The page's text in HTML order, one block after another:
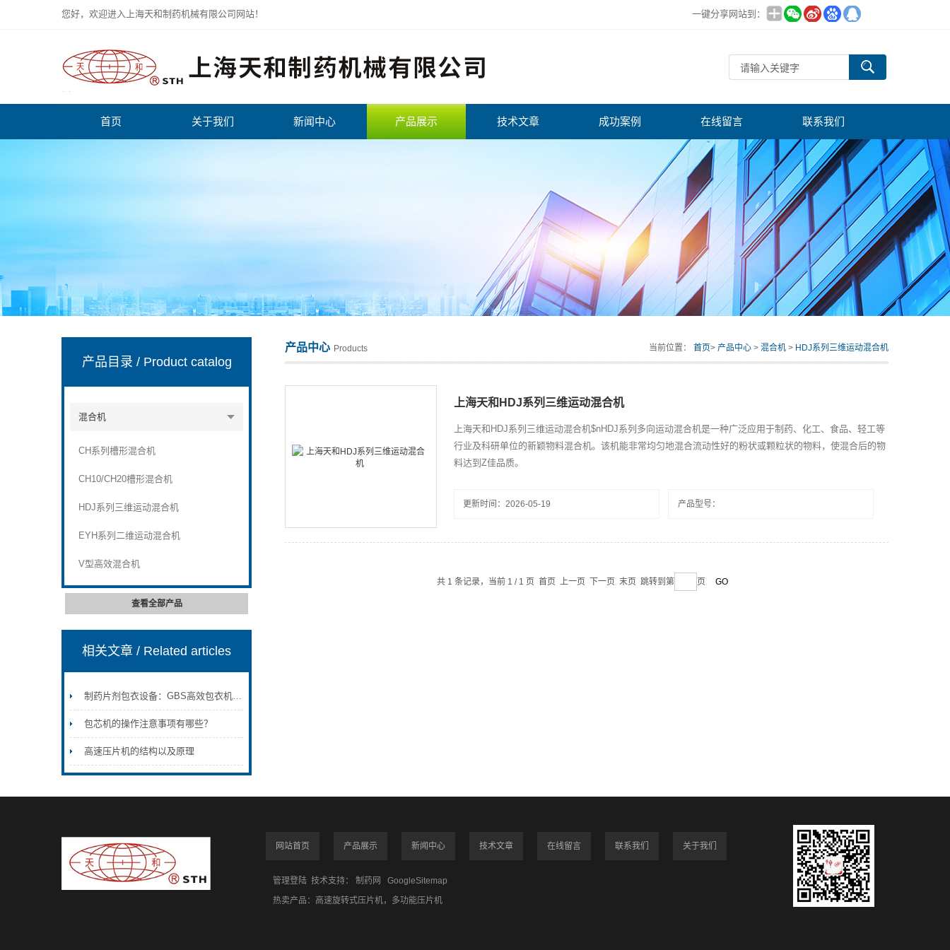
您好，欢迎进入上海天和制药机械有限公司网站！ 一键分享网站到：
首页 关于我们 新闻中心 产品展示 技术文章 成功案例 在线留言 联系我们
产品目录 / Product catalog
混合机
CH系列槽形混合机
CH10/CH20槽形混合机
HDJ系列三维运动混合机
EYH系列二维运动混合机
V型高效混合机
查看全部产品
相关文章/ Related articles
制药片剂包衣设备：GBS高效包衣机结构与应用
包芯机的操作注意事项有哪些？
高速压片机的结构以及原理
产品中心 Products 当前位置： 首页> 产品中心 > 混合机 > HDJ系列三维运动混合机
上海天和HDJ系列三维运动混合机
上海天和HDJ系列三维运动混合机$nHDJ系列多向运动混合机是一种广泛应用于制药、化工、食品、轻工等
行业及科研单位的新颖物料混合机。该机能非常均匀地混合流动性好的粉状或颗粒状的物料，使混合后的物
料达到Z佳品质。
更新时间：2026-05-19 产品型号：
共 1 条记录，当前 1 / 1 页 首页 上一页 下一页 末页 跳转到第 页
网站首页 产品展示 新闻中心 技术文章 在线留言 联系我们 关于我们
管理登陆 技术支持： 制药网
GoogleSitemap
热卖产品： 高速旋转式压片机， 多功能压片机